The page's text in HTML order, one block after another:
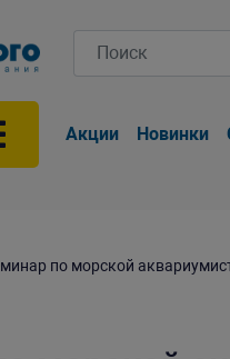
Акции Новинки
по морской